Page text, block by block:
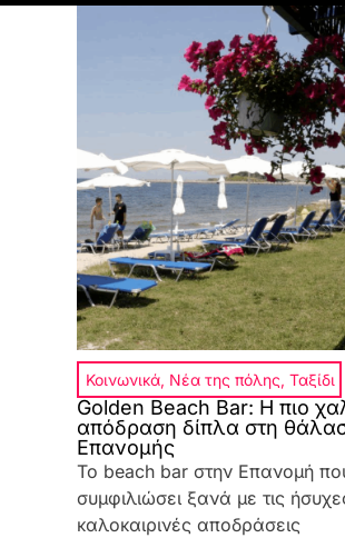
Κοινωνικά, Νέα της πόλης, Ταξίδι
Golden Beach Bar: Η πιο
απόδραση δίπλα στη
Επανομής
Το beach bar στην Επανομή
συμφιλιώσει ξανά με τις
καλοκαιρινές αποδράσεις